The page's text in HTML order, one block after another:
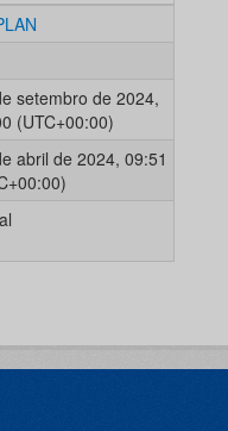
setembro de 2024,
(UTC+00:00)
abril de 2024, 09:51